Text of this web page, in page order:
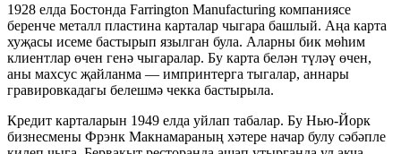
1928 елда Бостонда Farrington Manufacturing компаниясе
беренче металл пластина карталар чыгара башлый. Аңа карта
хуҗасы исеме бастырып язылган була. Аларны бик мөһим
клиентлар өчен генә чыгаралар. Бу карта белән түләү өчен,
аны махсус җайланма — импринтерга тыгалар, аннары
гравировкадагы белешмә чекка бастырыла.
Кредит карталарын 1949 елда уйлап табалар. Бу Нью-Йорк
бизнесмены Фрэнк Макнамараның хәтере начар булу сәбәпле